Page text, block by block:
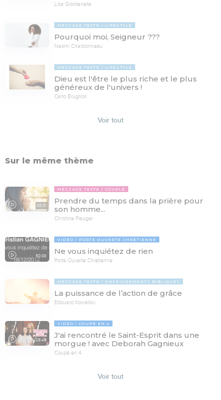
Lisa Giordanella
MESSAGE TEXTE LIFESTYLE
Pourquoi moi, Seigneur ???
Naomi Charbonneau
MESSAGE TEXTE LIFESTYLE
Dieu est l'être le plus riche et le plus
généreux de l'univers !
Carlo Brugnoli
Voir tout
Sur le même thème
03:01
MESSAGE TEXTE COUPLE
Prendre du temps dans la prière pour
son homme...
Christine Piauger
50:08
VIDÉO PORTE OUVERTE CHRÉTIENNE
Ne vous inquiétez de rien
Porte Ouverte Chrétienne
MESSAGE TEXTE ENSEIGNEMENTS BIBLIQUES
La puissance de l’action de grâce
Edouard Kowalski
29:46
VIDÉO COUPÉ EN 4
J'ai rencontré le Saint-Esprit dans une
morgue ! avec Deborah Gagnieux
Coupé en 4
Voir tout